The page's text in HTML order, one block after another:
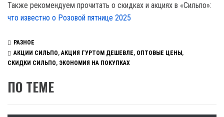
Также рекомендуем прочитать о скидках и акциях в «Сильпо»:
что известно о Розовой пятнице 2025
РАЗНОЕ
АКЦИИ СИЛЬПО,АКЦИЯ ГУРТОМ ДЕШЕВЛЕ, ОПТОВЫЕ ЦЕНЫ ,
СКИДКИ СИЛЬПО, ЭКОНОМИЯ НА ПОКУПКАХ
ПО ТЕМЕ